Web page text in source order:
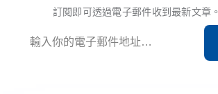
訂閱即可透過電子郵件收到最新文章。